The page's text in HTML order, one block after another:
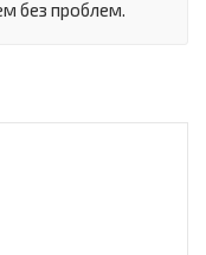
без проблем.